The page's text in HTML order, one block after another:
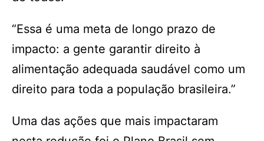
“Essa é uma meta de longo prazo de
impacto: a gente garantir direito à
alimentação adequada saudável como um
direito para toda a população brasileira.”
Uma das ações que mais impactaram